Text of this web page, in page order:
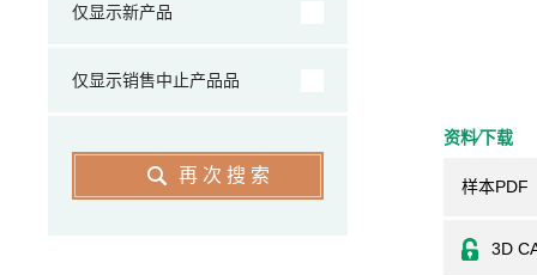
资料⁄下载
样本PDF
3D
仅显示新产品
仅显示销售中止产品品
再次搜索